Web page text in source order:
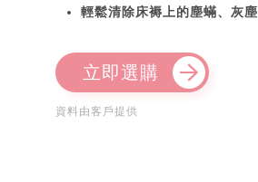
輕鬆清除床褥上的塵蟎、灰塵
立即選購
資料由客戶提供